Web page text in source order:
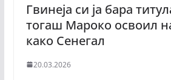
Гвинеја си ја бара
тогаш Мароко освоил
како Сенегал
20.03.2026